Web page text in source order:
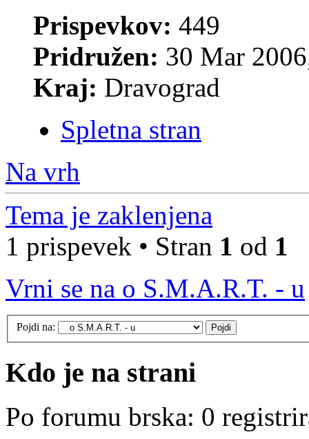
Prispevkov: 449
Pridružen: 30 Mar
Kraj: Dravograd
Spletna stran
Na vrh
Tema je zaklenjena
1 prispevek • Stran 1 od 1
Vrni se na o S.M.A.R.T. - u
Pojdi na:
Kdo je na strani
Po forumu brska: 0